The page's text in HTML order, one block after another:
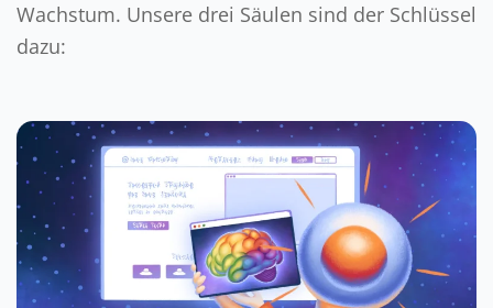
Wachstum. Unsere drei Säulen sind der Schlüssel
dazu: